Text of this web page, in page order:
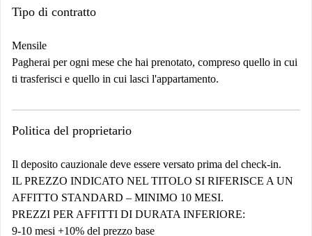
Tipo di contratto
Mensile
Pagherai per ogni mese che hai prenotato, compreso quello in cui
ti trasferisci e quello in cui lasci l'appartamento.
Politica del proprietario
Il deposito cauzionale deve essere versato prima del check-in.
IL PREZZO INDICATO NEL TITOLO SI RIFERISCE A UN
AFFITTO STANDARD – MINIMO 10 MESI.
PREZZI PER AFFITTI DI DURATA INFERIORE:
9-10 mesi +10% del prezzo base